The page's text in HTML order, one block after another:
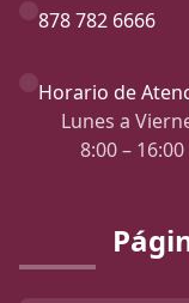
878 782 6666
Horario de
Lunes a
8:00 – 16:00